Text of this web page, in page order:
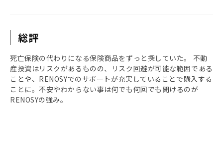
総評
死亡保険の代わりになる保険商品をずっと探していた。 不動
産投資はリスクがあるものの、リスク回避が可能な範囲である
ことや、RENOSYでのサポートが充実していることで購入する
ことに。不安やわからない事は何でも何回でも聞けるのが
RENOSYの強み。